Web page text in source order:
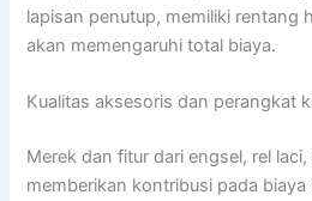
lapisan penutup, memiliki rentang
akan memengaruhi total biaya.
Kualitas aksesoris dan perangkat
Merek dan fitur dari engsel, rel
memberikan kontribusi pada biaya